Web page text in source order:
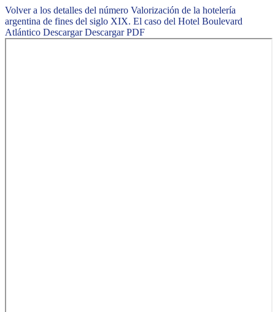
Volver a los detalles del número Valorización de la hotelería
argentina de fines del siglo XIX. El caso del Hotel Boulevard
Atlántico DescargarDescargar PDF